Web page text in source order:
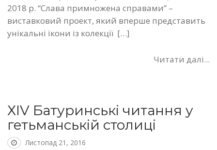
2018 р. “Слава примножена справами” –
виставковий проект, який вперше представить
унікальні ікони із колекції […]
Читати далі...
ХIV Батуринські читання у
гетьманській столиці
Листопад 21, 2016